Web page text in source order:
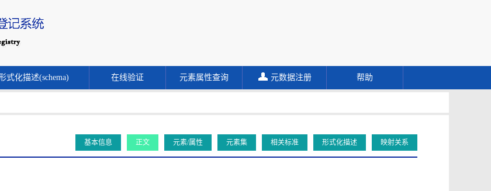
式化描述(schema) 在线验证 元素属性查询 元数据注册 帮助
基本信息 正文 元素/属性 元素集 相关标准 形式化描述 映射关系